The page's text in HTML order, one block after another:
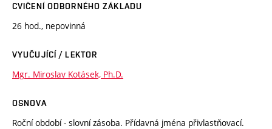
CVIČENÍ ODBORNÉHO ZÁKLADU
26 hod., nepovinná
VYUČUJÍCÍ / LEKTOR
Mgr. Miroslav Kotásek, Ph.D.
OSNOVA
Roční období - slovní zásoba. Přídavná jména přivlastňovací.